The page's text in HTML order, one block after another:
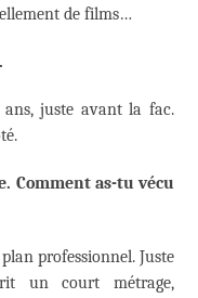
de films…
juste avant la fac.
Comment as-tu vécu
professionnel. Juste
un court métrage,